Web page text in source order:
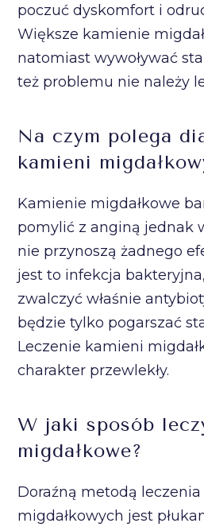
poczuć dyskomfort i
Większe kamienie
natomiast wywoływać
też problemu nie należy
Na czym polega
kamieni
Kamienie migdałkowe
pomylić z anginą jednak
nie przynoszą żadnego
jest to infekcja
zwalczyć właśnie
będzie tylko pogarszać
Leczenie kamieni
charakter przewlekły.
W jaki sposób
migdałkowe?
Doraźną metodą
migdałkowych jest